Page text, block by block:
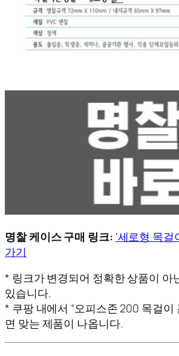
명찰 케이스 구매 링크: ‘세로형 목
가기
* 링크가 변경되어 정확한 상품이 아
있습니다.
* 쿠팡 내에서 “오피스존 200 목걸이
면 맞는 제품이 나옵니다.